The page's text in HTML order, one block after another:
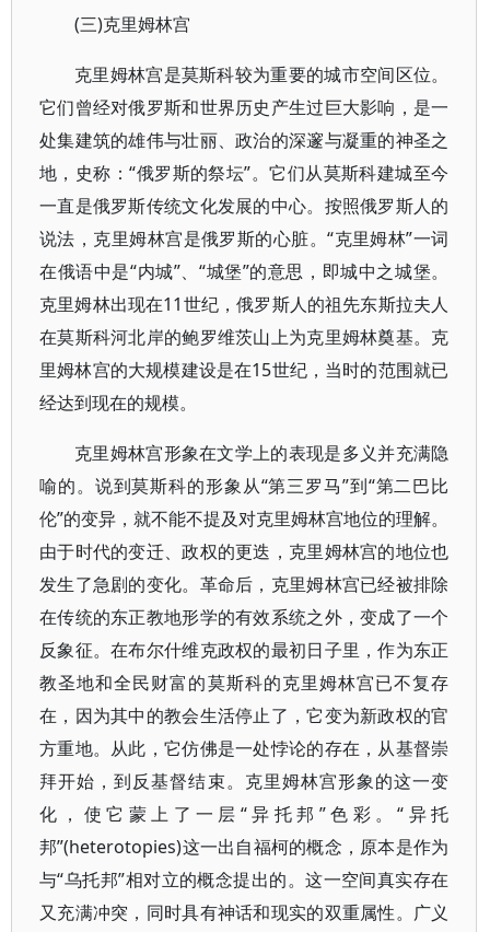
(三)克里姆林宫
克里姆林宫是莫斯科较为重要的城市空间区位。
它们曾经对俄罗斯和世界历史产生过巨大影响，是一
处集建筑的雄伟与壮丽、政治的深邃与凝重的神圣之
地，史称：“俄罗斯的祭坛”。它们从莫斯科建城至今
一直是俄罗斯传统文化发展的中心。按照俄罗斯人的
说法，克里姆林宫是俄罗斯的心脏。“克里姆林”一词
在俄语中是“内城”、“城堡”的意思，即城中之城堡。
克里姆林出现在11世纪，俄罗斯人的祖先东斯拉夫人
在莫斯科河北岸的鲍罗维茨山上为克里姆林奠基。克
里姆林宫的大规模建设是在15世纪，当时的范围就已
经达到现在的规模。
克里姆林宫形象在文学上的表现是多义并充满隐
喻的。说到莫斯科的形象从“第三罗马”到“第二巴比
伦”的变异，就不能不提及对克里姆林宫地位的理解。
由于时代的变迁、政权的更迭，克里姆林宫的地位也
发生了急剧的变化。革命后，克里姆林宫已经被排除
在传统的东正教地形学的有效系统之外，变成了一个
反象征。在布尔什维克政权的最初日子里，作为东正
教圣地和全民财富的莫斯科的克里姆林宫已不复存
在，因为其中的教会生活停止了，它变为新政权的官
方重地。从此，它仿佛是一处悖论的存在，从基督崇
拜开始，到反基督结束。克里姆林宫形象的这一变
化，使它蒙上了一层“异托邦”色彩。“异托
邦”(heterotopies)这一出自福柯的概念，原本是作为
与“乌托邦”相对立的概念提出的。这一空间真实存在
又充满冲突，同时具有神话和现实的双重属性。广义